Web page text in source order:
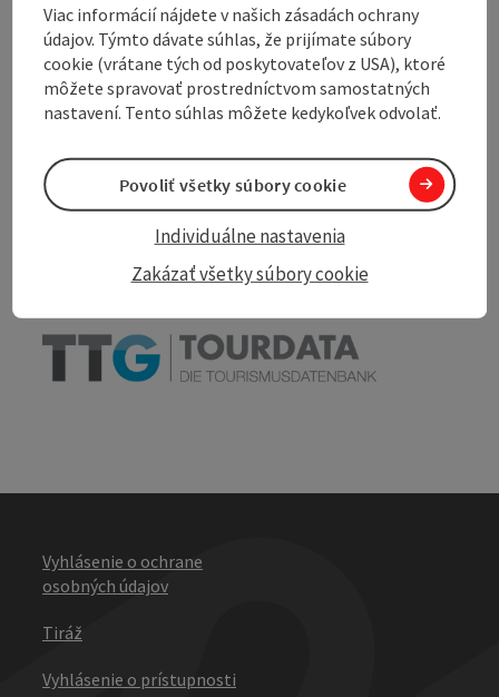
Accessibility
Create PDF
Print article
Nearby
Vyhlásenie o ochrane
osobných údajov
Tiráž
Vyhlásenie o prístupnosti
Viac informácií nájdete v našich zásadách ochrany
údajov. Týmto dávate súhlas, že prijímate súbory
cookie (vrátane tých od poskytovateľov z USA), ktoré
môžete spravovať prostredníctvom samostatných
nastavení. Tento súhlas môžete kedykoľvek odvolať.
Zakázať všetky súbory cookie
Individuálne nastavenia
Povoliť všetky súbory cookie